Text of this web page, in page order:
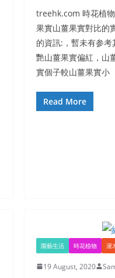
treehk.com 時花植
果實山薑果實對比的
的資訊:，暫未有参
艷山薑果實偏紅，山
實個子較山薑果實小
Read More
園藝生活 時花植物 灌
19 August, 2020